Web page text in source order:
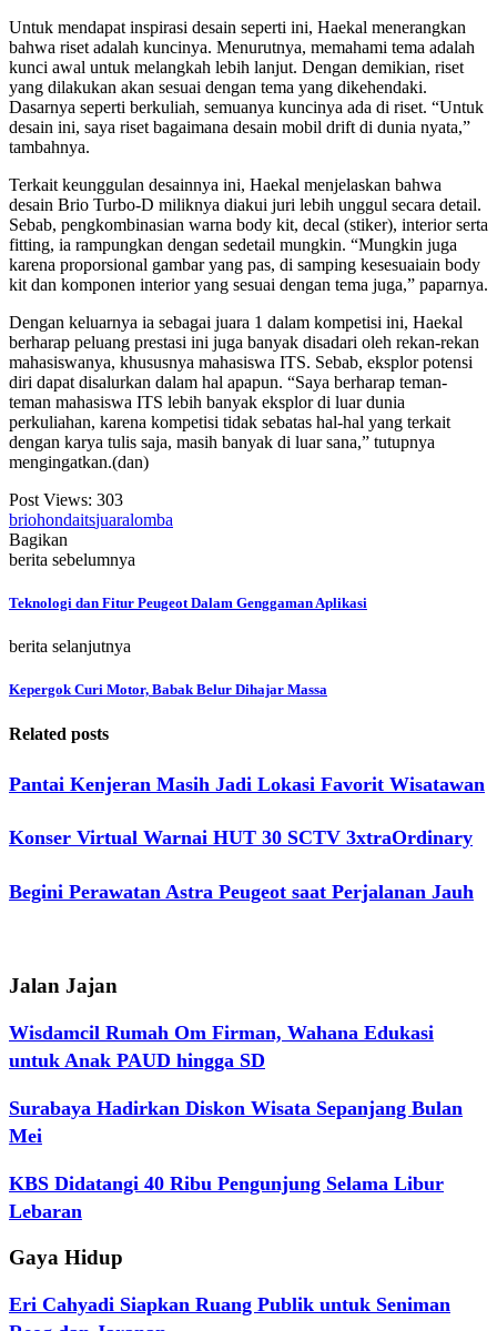
Untuk mendapat inspirasi desain seperti ini, Haekal menerangkan
bahwa riset adalah kuncinya. Menurutnya, memahami tema adalah
kunci awal untuk melangkah lebih lanjut. Dengan demikian, riset
yang dilakukan akan sesuai dengan tema yang dikehendaki.
Dasarnya seperti berkuliah, semuanya kuncinya ada di riset. “Untuk
desain ini, saya riset bagaimana desain mobil drift di dunia nyata,”
tambahnya.
Terkait keunggulan desainnya ini, Haekal menjelaskan bahwa
desain Brio Turbo-D miliknya diakui juri lebih unggul secara detail.
Sebab, pengkombinasian warna body kit, decal (stiker), interior serta
fitting, ia rampungkan dengan sedetail mungkin. “Mungkin juga
karena proporsional gambar yang pas, di samping kesesuaiain body
kit dan komponen interior yang sesuai dengan tema juga,” paparnya.
Dengan keluarnya ia sebagai juara 1 dalam kompetisi ini, Haekal
berharap peluang prestasi ini juga banyak disadari oleh rekan-rekan
mahasiswanya, khususnya mahasiswa ITS. Sebab, eksplor potensi
diri dapat disalurkan dalam hal apapun. “Saya berharap teman-
teman mahasiswa ITS lebih banyak eksplor di luar dunia
perkuliahan, karena kompetisi tidak sebatas hal-hal yang terkait
dengan karya tulis saja, masih banyak di luar sana,” tutupnya
mengingatkan.(dan)
Post Views: 303
briohondaitsjuaralomba
Bagikan
berita sebelumnya
Teknologi dan Fitur Peugeot Dalam Genggaman Aplikasi
berita selanjutnya
Kepergok Curi Motor, Babak Belur Dihajar Massa
Related posts
Pantai Kenjeran Masih Jadi Lokasi Favorit Wisatawan
Konser Virtual Warnai HUT 30 SCTV 3xtraOrdinary
Begini Perawatan Astra Peugeot saat Perjalanan Jauh
Jalan Jajan
Wisdamcil Rumah Om Firman, Wahana Edukasi
untuk Anak PAUD hingga SD
Surabaya Hadirkan Diskon Wisata Sepanjang Bulan
Mei
KBS Didatangi 40 Ribu Pengunjung Selama Libur
Lebaran
Gaya Hidup
Eri Cahyadi Siapkan Ruang Publik untuk Seniman